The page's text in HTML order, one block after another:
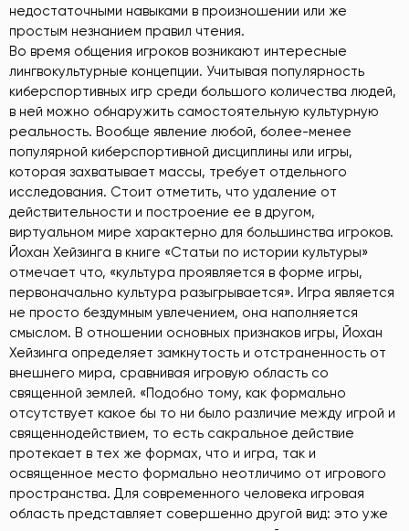
недостаточными навыками в произношении или же
простым незнанием правил чтения.
Во время общения игроков возникают интересные
лингвокультурные концепции. Учитывая популярность
киберспортивных игр среди большого количества людей,
в ней можно обнаружить самостоятельную культурную
реальность. Вообще явление любой, более-менее
популярной киберспортивной дисциплины или игры,
которая захватывает массы, требует отдельного
исследования. Стоит отметить, что удаление от
действительности и построение ее в другом,
виртуальном мире характерно для большинства игроков.
Йохан Хейзинга в книге «Статьи по истории культуры»
отмечает что, «культура проявляется в форме игры,
первоначально культура разыгрывается». Игра является
не просто бездумным увлечением, она наполняется
смыслом. В отношении основных признаков игры, Йохан
Хейзинга определяет замкнутость и отстраненность от
внешнего мира, сравнивая игровую область со
священной землей. «Подобно тому, как формально
отсутствует какое бы то ни было различие между игрой и
священнодействием, то есть сакральное действие
протекает в тех же формах, что и игра, так и
освященное место формально неотличимо от игрового
пространства. Для современного человека игровая
область представляет совершенно другой вид: это уже